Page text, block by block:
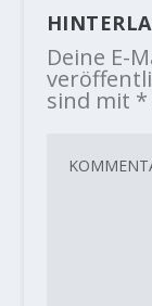
Deine E-
sind mit *